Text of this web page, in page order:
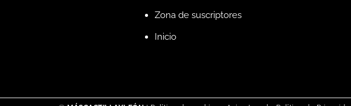
Zona de suscriptores
Inicio